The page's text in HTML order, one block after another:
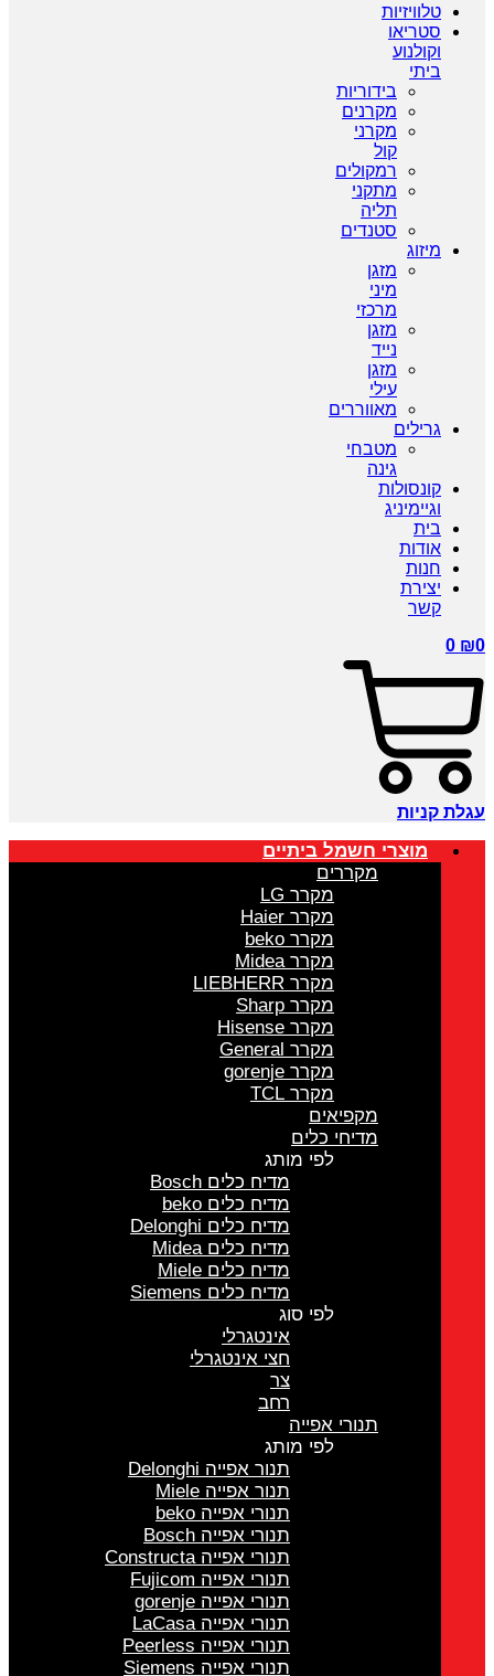
טלוויזיות
סטריאו
וקולנוע
ביתי
בידוריות
מקרנים
מקרני
קול
רמקולים
מתקני
תליה
סטנדים
מיזוג
מזגן
מיני
מרכזי
מזגן
נייד
מזגן
עילי
מאווררים
גרילים
מטבחי
גינה
קונסולות
וגיימיניג
בית
אודות
חנות
יצירת
קשר
₪0
0
עגלת קניות
מוצרי חשמל ביתיים
מקררים
מקרר LG
מקרר Haier
מקרר beko
מקרר Midea
מקרר LIEBHERR
מקרר Sharp
מקרר Hisense
מקרר General
מקרר gorenje
מקרר TCL
מקפיאים
מדיחי כלים
לפי מותג
מדיח כלים Bosch
מדיח כלים beko
מדיח כלים Delonghi
מדיח כלים Midea
מדיח כלים Miele
מדיח כלים Siemens
לפי סוג
אינטגרלי
חצי אינטגרלי
צר
רחב
תנורי אפייה
לפי מותג
תנור אפייה Delonghi
תנור אפייה Miele
תנורי אפייה beko
תנורי אפייה Bosch
תנורי אפייה Constructa
תנורי אפייה Fujicom
תנורי אפייה gorenje
תנורי אפייה LaCasa
תנורי אפייה Peerless
תנורי אפייה Siemens